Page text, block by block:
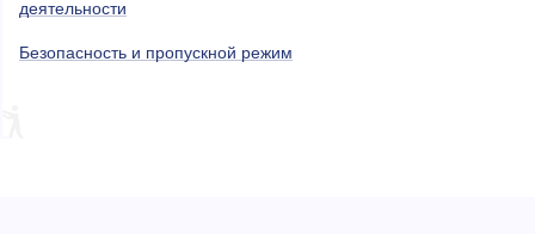
деятельности
Безопасность и пропускной режим